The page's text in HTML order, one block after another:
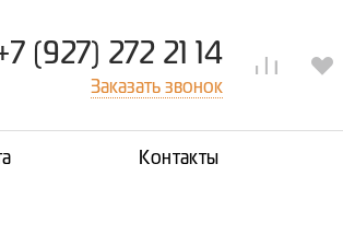
(927) 272 21 14
Заказать звонок
Контакты